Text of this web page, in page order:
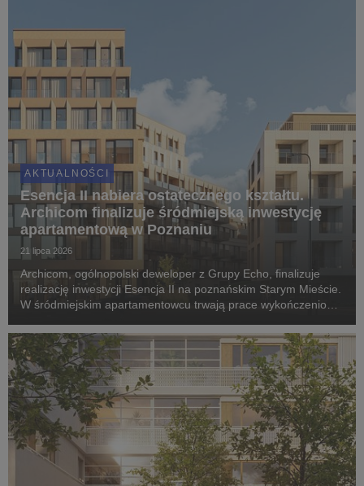
AKTUALNOŚCI
Esencja II nabiera ostatecznego kształtu.
Archicom finalizuje śródmiejską inwestycję
apartamentową w Poznaniu
21 lipca 2026
Archicom, ogólnopolski deweloper z Grupy Echo, finalizuje
realizację inwestycji Esencja II na poznańskim Starym Mieście.
W śródmiejskim apartamentowcu trwają prace wykończeniowe
w IV kwartale 2026 roku. Proje...